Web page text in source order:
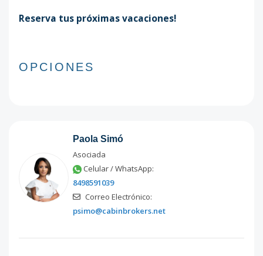
Reserva tus próximas vacaciones!
OPCIONES
Paola Simó
Asociada
Celular / WhatsApp:
8498591039
Correo Electrónico:
psimo@cabinbrokers.net